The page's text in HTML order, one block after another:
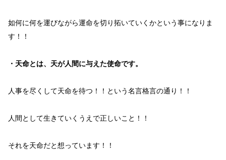
如何に何を運びながら運命を切り拓いていくかという事になりま
す！！
・ 天命とは、天が人間に与えた使命です。
人事を尽くして天命を待つ！！ という名言格言の通り！！
人間 として生きていくうえで正しいこと！！
それを天命だと想っています！！